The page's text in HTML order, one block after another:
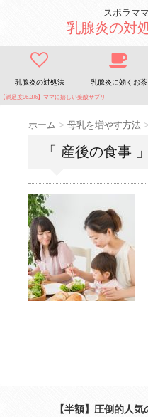
スボラマ
乳腺炎の対
乳腺炎の対処法 乳腺炎に効くお茶
【満足度96.3%】ママに嬉しい葉酸サプリ
ホーム > 母乳を増やす方法 >
「 産後の食事
【半額】圧倒的人